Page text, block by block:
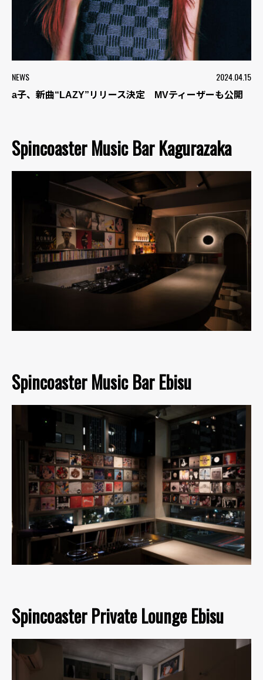
NEWS 2024.04.15
a子、新曲“LAZY”リリース決定 MVティーザーも公開
Spincoaster Music Bar Kagurazaka
Spincoaster Music Bar Ebisu
Spincoaster Private Lounge Ebisu